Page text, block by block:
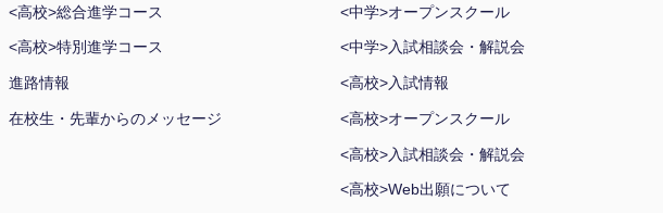
<高校>総合進学コース
<高校>特別進学コース
進路情報
在校生・先輩からのメッセージ
<中学>オープンスクール
<中学>入試相談会・解説会
<高校>入試情報
<高校>オープンスクール
<高校>入試相談会・解説会
<高校>Web出願について